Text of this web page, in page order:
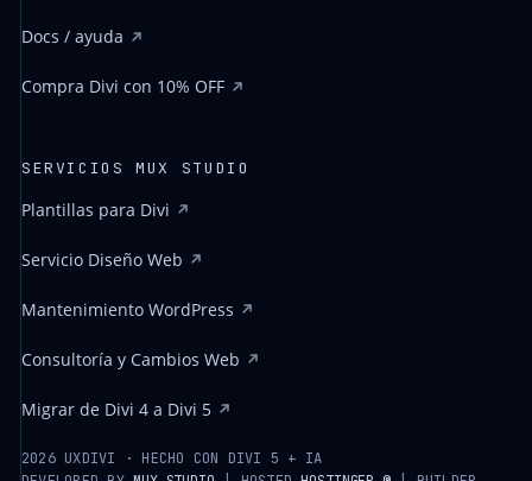
Docs / ayuda
Compra Divi con 10% OFF
SERVICIOS MUX STUDIO
Plantillas para Divi
Servicio Diseño Web
Mantenimiento WordPress
Consultoría y Cambios Web
Migrar de Divi 4 a Divi 5
2026 UXDIVI · HECHO CON DIVI 5 + IA